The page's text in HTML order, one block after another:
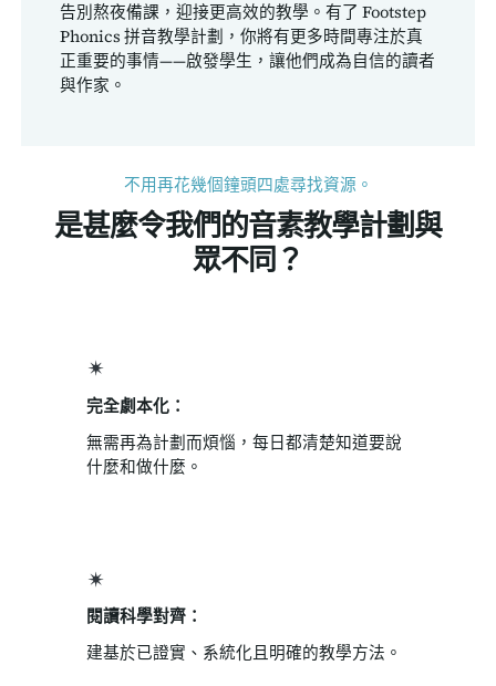
告別熬夜備課，迎接更高效的教學。有了 Footstep
Phonics 拼音教學計劃，你將有更多時間專注於真
正重要的事情——啟發學生，讓他們成為自信的讀者
與作家。
不用再花幾個鐘頭四處尋找資源。
是甚麼令我們的音素教學計劃與
眾不同？
完全劇本化：
無需再為計劃而煩惱，每日都清楚知道要說
什麼和做什麼。
閱讀科學對齊：
建基於已證實、系統化且明確的教學方法。